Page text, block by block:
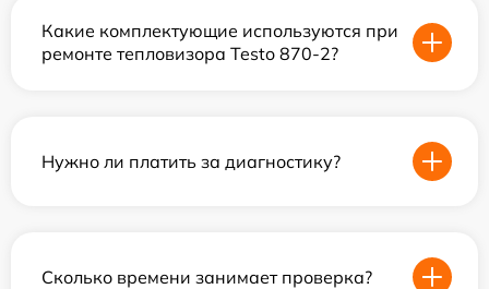
Какие комплектующие используются при
ремонте тепловизора Testo 870-2?
Нужно ли платить за диагностику?
Сколько времени занимает проверка?